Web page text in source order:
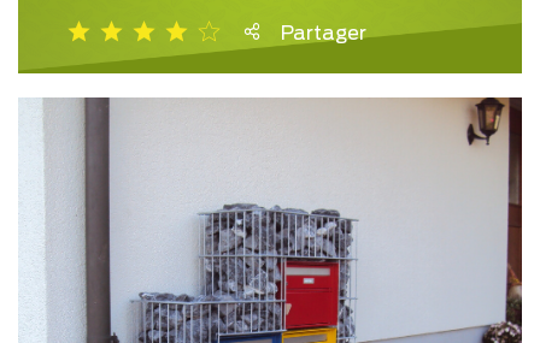
Partager